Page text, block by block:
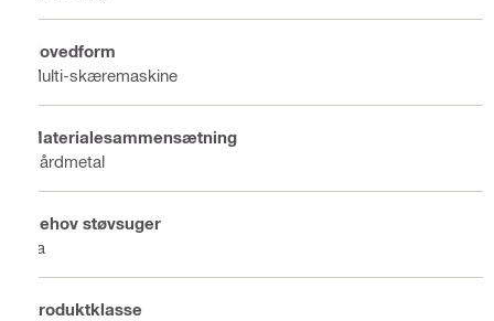
Hovedform
Multi-skæremaskine
Materialesammensætning
Hårdmetal
Behov støvsuger
Ja
Produktklasse